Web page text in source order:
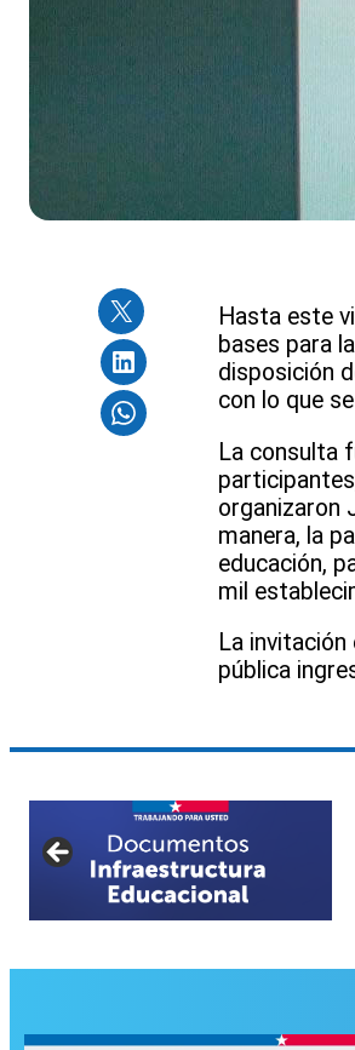
Hasta este
bases para
disposición
con lo que
La consulta
organizaron
manera, la
educación,
mil
La
pública